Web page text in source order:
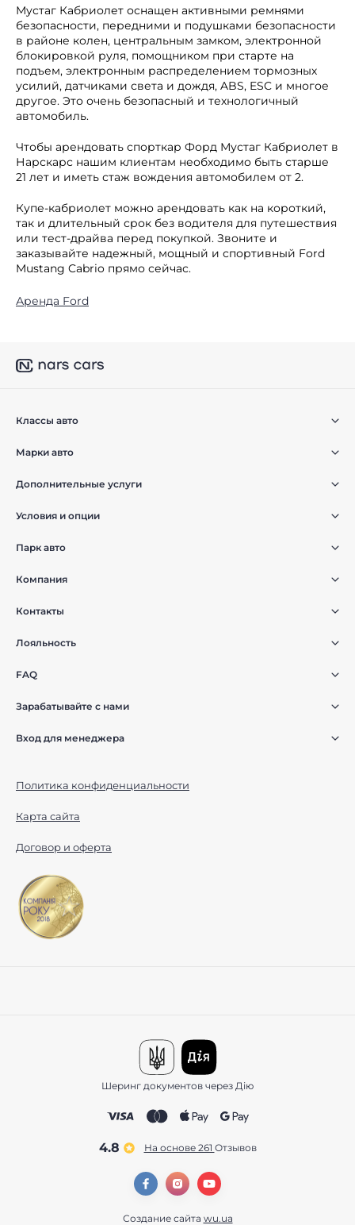
Мустаг Кабриолет оснащен активными ремнями
безопасности, передними и подушками безопасности
в районе колен, центральным замком, электронной
блокировкой руля, помощником при старте на
подъем, электронным распределением тормозных
усилий, датчиками света и дождя, ABS, ESC и многое
другое. Это очень безопасный и технологичный
автомобиль.
Чтобы арендовать спорткар Форд Мустаг Кабриолет в
Нарскарс нашим клиентам необходимо быть старше
21 лет и иметь стаж вождения автомобилем от 2.
Купе-кабриолет можно арендовать как на короткий,
так и длительный срок без водителя для путешествия
или тест-драйва перед покупкой. Звоните и
заказывайте надежный, мощный и спортивный Ford
Mustang Cabrio прямо сейчас.
Аренда Ford
Классы авто
Марки авто
Дополнительные услуги
Условия и опции
Парк авто
Компания
Контакты
Лояльность
FAQ
Зарабатывайте с нами
Вход для менеджера
Политика конфиденциальности
Карта сайта
Договор и оферта
Шеринг документов через Дію
4.8 На основе 261 отзывов
Создание сайта wu.ua